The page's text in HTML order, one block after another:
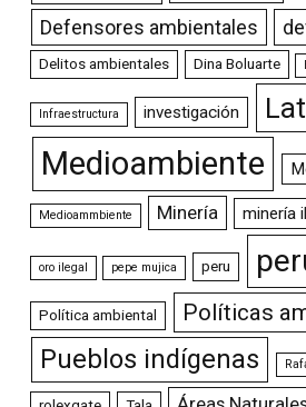
Defensores ambientales
Delitos ambientales Dina Boluarte
Infraestructura investigación
Medioambiente
Medioammbiente Minería minería
oro ilegal pepe mujica peru
Política ambiental Políticas
Pueblos indígenas